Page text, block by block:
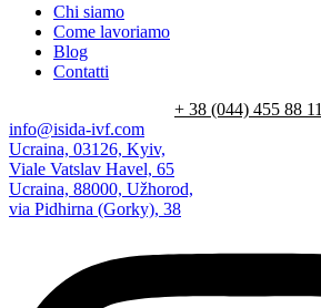
Chi siamo
Come lavoriamo
Blog
Contatti
+ 38 (044) 455 88 11
info@isida-ivf.com
Ucraina, 03126, Kyiv,
Viale Vatslav Havel, 65
Ucraina, 88000, Užhorod,
via Pidhirna (Gorky), 38